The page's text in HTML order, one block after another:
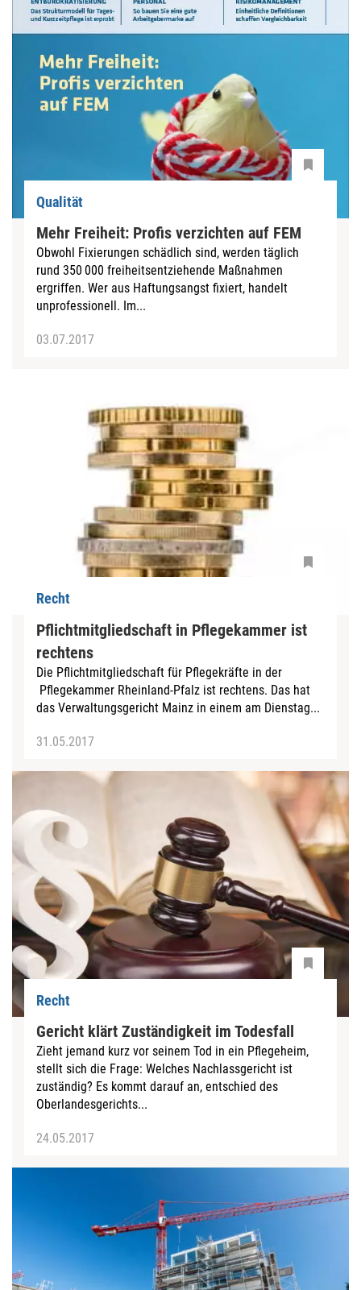
Qualität
Mehr Freiheit: Profis verzichten auf FEM
Obwohl Fixierungen schädlich sind, werden täglich
rund 350 000 freiheitsentziehende Maßnahmen
ergriffen. Wer aus Haftungsangst fixiert, handelt
unprofessionell. Im...
03.07.2017
Recht
Pflichtmitgliedschaft in Pflegekammer ist
rechtens
Die Pflichtmitgliedschaft für Pflegekräfte in der
Pflegekammer Rheinland-Pfalz ist rechtens. Das hat
das Verwaltungsgericht Mainz in einem am Dienstag...
31.05.2017
Recht
Gericht klärt Zuständigkeit im Todesfall
Zieht jemand kurz vor seinem Tod in ein Pflegeheim,
stellt sich die Frage: Welches Nachlassgericht ist
zuständig? Es kommt darauf an, entschied des
Oberlandesgerichts...
24.05.2017